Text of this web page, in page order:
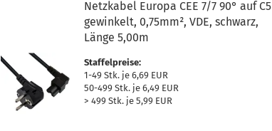
Netzkabel Europa CEE 7/7 90° auf C5
gewinkelt, 0,75mm², VDE, schwarz,
Länge 5,00m
Staffelpreise:
1-49 Stk. je 6,69 EUR
50-499 Stk. je 6,49 EUR
> 499 Stk. je 5,99 EUR